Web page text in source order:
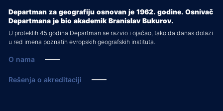
Departman za geografiju osnovan je 1962. godine. Osnivač
Departmana je bio akademik Branislav Bukurov.
U proteklih 45 godina Departman se razvio i ojačao, tako da danas dolazi
u red imena poznatih evropskih geografskih instituta.
O nama
Rešenja o akreditaciji